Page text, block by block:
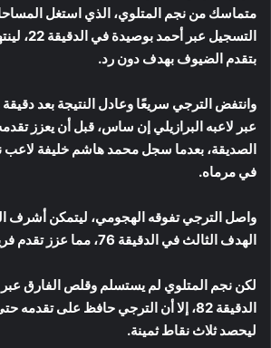
متماسك من نجم المتلوي، الذي استغل
التسجيل عبر
بتقدم الضيوف بهدف دون رد.
وانتفض الترجي سريعًا وعادل النتيجة بعد
عبر لاعبه البرازيلي إن ساس، قبل أن يعزز
الصديقة، بعدما سجل محمد هاشم خليفة لاعب
في مرماه.
واصل الترجي تفوقه الهجومي، ليتمكن أشرف
الهدف الثالث في الدقيقة 76، مما عزز تقدم فريقه.
لكن نجم المتلوي لم يستسلم وقلص الفارق
الدقيقة 82، إلا أن الترجي حافظ على
ليحصد ثلاث نقاط ثمينة.